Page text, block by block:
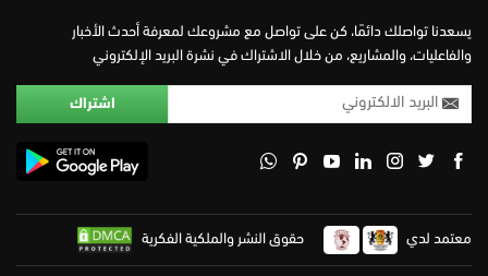
يسعدنا تواصلك دائمًا، كن على تواصل مع مشروعك لمعرفة أحدث الأخبار
والفاعليات، والمشاريع، من خلال الاشتراك في نشرة البريد الإلكتروني
معتمد لدي حقوق النشر والملكية الفكرية